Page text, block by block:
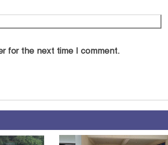
for the next time I comment.